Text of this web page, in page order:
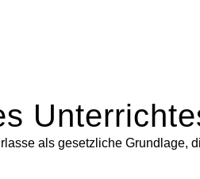
als gesetzliche Grundlage,